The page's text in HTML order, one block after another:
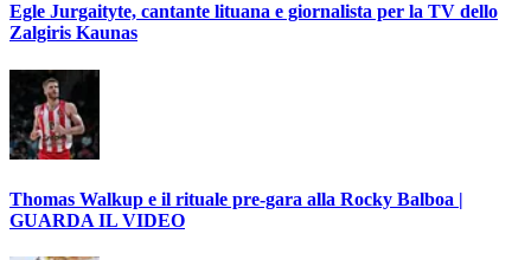
Egle Jurgaityte, cantante lituana e giornalista per la TV dello
Zalgiris Kaunas
Thomas Walkup e il rituale pre-gara alla Rocky Balboa |
GUARDA IL VIDEO